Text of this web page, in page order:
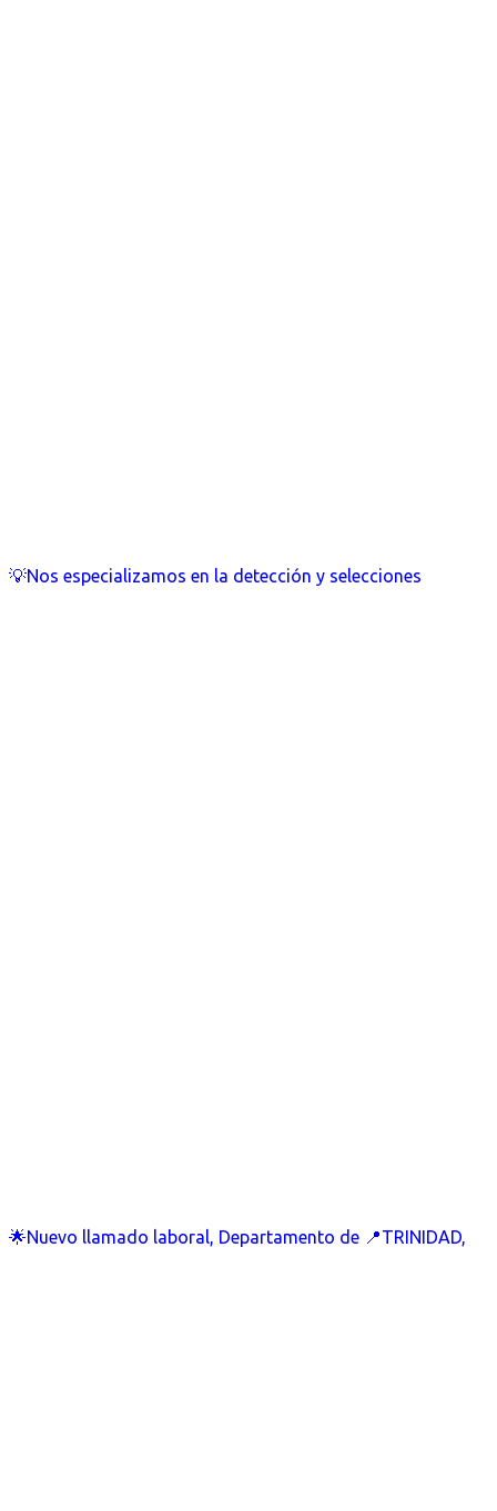
💡Nos especializamos en la detección y selecciones
🌟Nuevo llamado laboral, Departamento de 📍TRINIDAD,